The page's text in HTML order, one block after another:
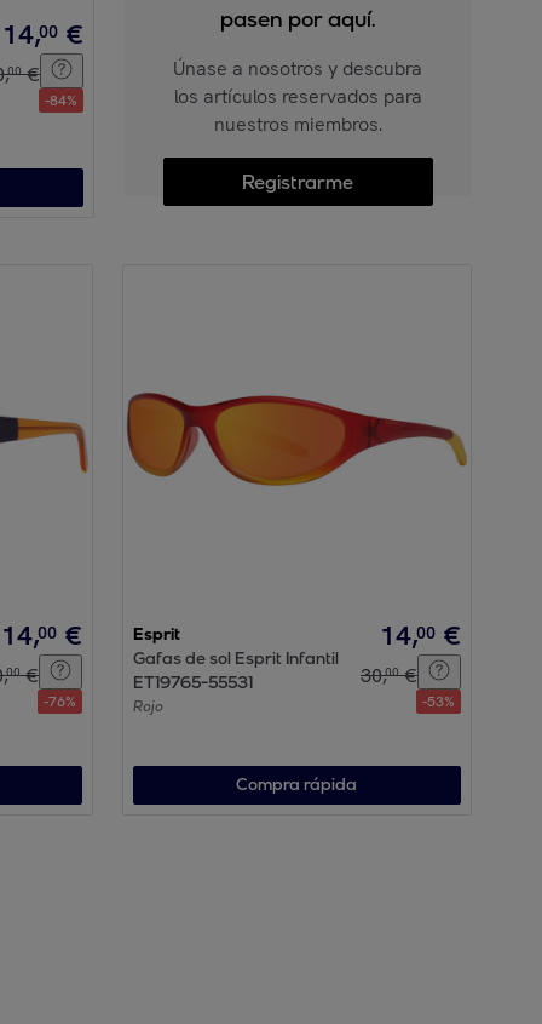
14,00 €
,00 €
-84%
pasen por aquí.
Únase a nosotros y descubra
los artículos reservados para
nuestros miembros.
Registrarme
14,00 €
,00 €
-76%
Esprit
Gafas de sol Esprit Infantil
ET19765-55531
Rojo
14,00 €
30,00 €
-53%
Compra rápida